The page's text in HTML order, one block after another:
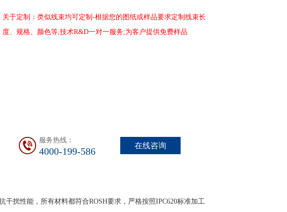
关于定制：类似线束均可定制-根据您的图纸或样品要求定制线束长
度、规格、颜色等,技术R&D一对一服务;为客户提供免费样品
服务热线：
4000-199-586
在线咨询
干扰性能，所有材料都符合ROSH要求，严格按照IPC620标准加工